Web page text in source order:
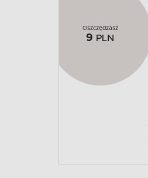
Oszczędzasz
9 PLN